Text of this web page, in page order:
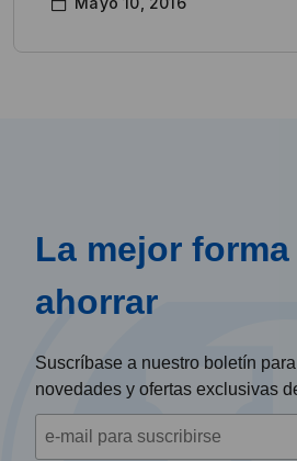
La mejor forma
ahorrar
Suscríbase a nuestro boletín
novedades y ofertas exclusivas